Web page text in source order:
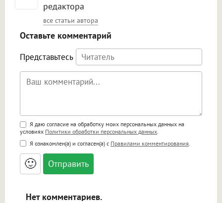
редактора
все статьи автора
Оставьте комментарий
Представьтесь
Поддержка HTML
<b>, <strong>, <u>, <i>, <em>, <s>, <big>,
<small>, <sup>, <sub>, <pre>, <ul>, <ol>, <li>,
<blockquote>, <code> экранирует HTML,
адреса URL автоматически становятся
ссылками, и [img]адрес[/img] будет
Я даю согласие на обработку моих персональных данных на
условиях Политики обработки персональных данных
Я ознакомлен(а) и согласен(а) с Правилами комментирования
🙂
Нет комментариев.